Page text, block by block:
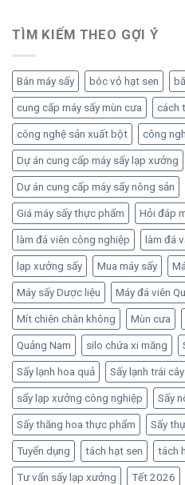
TÌM KIẾM THEO GỢI Ý
Bán máy sấy bóc vỏ hạt sen
cung cấp máy sấy mùn cưa cách
công nghệ sản xuất bột công
Dự án cung cấp máy sấy lạp xưởng
Dự án cung cấp máy sấy nông sản
Giá máy sấy thực phẩm Hỏi đáp
làm đá viên công nghiệp làm đá
lạp xưởng sấy Mua máy sấy
Máy sấy Dược liệu Máy đá viên
Mít chiên chân không Mùn cưa
Quảng Nam silo chứa xi măng
Sấy lạnh hoa quả Sấy lạnh trái cây
sấy lạp xưởng công nghiệp Sấy
Sấy thăng hoa thực phẩm Sấy
Tuyển dụng tách hạt sen tách
Tư vấn sấy lạp xưởng Tết 2026